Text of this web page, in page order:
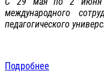
международного
педагогического
Подробнее